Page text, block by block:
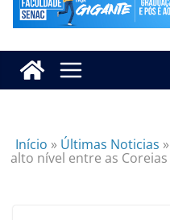
Início » Últimas Noticias »
alto nível entre as Coreias